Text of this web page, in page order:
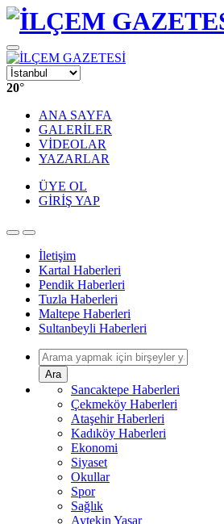
20°
ANA SAYFA
GALERİLER
VİDEOLAR
YAZARLAR
ÜYE OL
GİRİŞ YAP
İletişim
Kartal Haberleri
Pendik Haberleri
Tuzla Haberleri
Maltepe Haberleri
Sultanbeyli Haberleri
Ara
Sancaktepe Haberleri
Çekmeköy Haberleri
Ataşehir Haberleri
Kadıköy Haberleri
Ekonomi
Siyaset
Okullar
Spor
Sağlık
Aytekin Yaşar